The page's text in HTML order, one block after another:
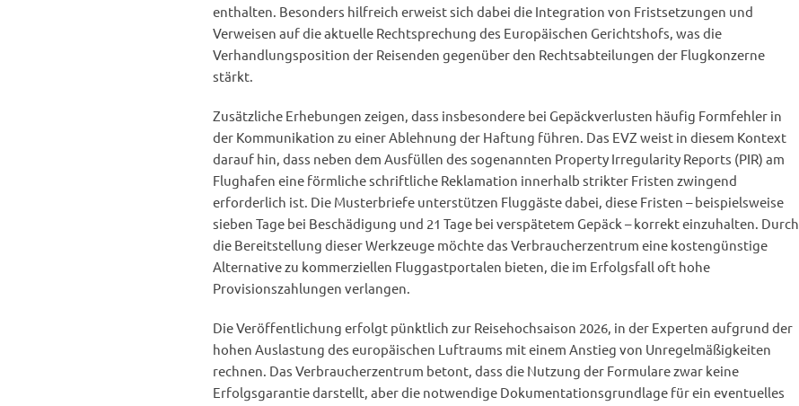
enthalten. Besonders hilfreich erweist sich dabei die Integration von Fristsetzungen und
Verweisen auf die aktuelle Rechtsprechung des Europäischen Gerichtshofs, was die
Verhandlungsposition der Reisenden gegenüber den Rechtsabteilungen der Flugkonzerne
stärkt.
Zusätzliche Erhebungen zeigen, dass insbesondere bei Gepäckverlusten häufig Formfehler in
der Kommunikation zu einer Ablehnung der Haftung führen. Das EVZ weist in diesem Kontext
darauf hin, dass neben dem Ausfüllen des sogenannten Property Irregularity Reports (PIR) am
Flughafen eine förmliche schriftliche Reklamation innerhalb strikter Fristen zwingend
erforderlich ist. Die Musterbriefe unterstützen Fluggäste dabei, diese Fristen – beispielsweise
sieben Tage bei Beschädigung und 21 Tage bei verspätetem Gepäck – korrekt einzuhalten. Durch
die Bereitstellung dieser Werkzeuge möchte das Verbraucherzentrum eine kostengünstige
Alternative zu kommerziellen Fluggastportalen bieten, die im Erfolgsfall oft hohe
Provisionszahlungen verlangen.
Die Veröffentlichung erfolgt pünktlich zur Reisehochsaison 2026, in der Experten aufgrund der
hohen Auslastung des europäischen Luftraums mit einem Anstieg von Unregelmäßigkeiten
rechnen. Das Verbraucherzentrum betont, dass die Nutzung der Formulare zwar keine
Erfolgsgarantie darstellt, aber die notwendige Dokumentationsgrundlage für ein eventuelles